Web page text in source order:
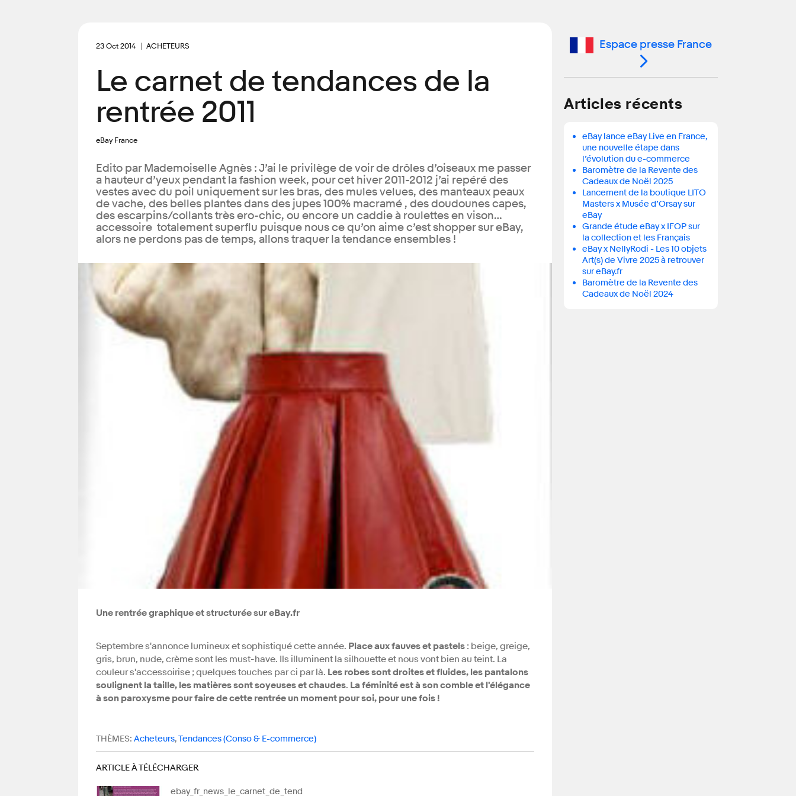
23 Oct 2014 ACHETEURS
Le carnet de tendances de la
rentrée 2011
eBay France
Edito par Mademoiselle Agnès : J’ai le privilège de voir de drôles d’oiseaux me passer
a hauteur d’yeux pendant la fashion week, pour cet hiver 2011-2012 j’ai repéré des
vestes avec du poil uniquement sur les bras, des mules velues, des manteaux peaux
de vache, des belles plantes dans des jupes 100% macramé , des doudounes capes,
des escarpins/collants très ero-chic, ou encore un caddie à roulettes en vison…
accessoire totalement superflu puisque nous ce qu’on aime c’est shopper sur eBay,
alors ne perdons pas de temps, allons traquer la tendance ensembles !
Une rentrée graphique et structurée sur eBay.fr
Septembre s'annonce lumineux et sophistiqué cette année. Place aux fauves et pastels : beige, greige,
gris, brun, nude, crème sont les must-have. Ils illuminent la silhouette et nous vont bien au teint. La
couleur s'accessoirise ; quelques touches par ci par là. Les robes sont droites et fluides, les pantalons
soulignent la taille, les matières sont soyeuses et chaudes. La féminité est à son comble et l'élégance
à son paroxysme pour faire de cette rentrée un moment pour soi, pour une fois !
THÈMES: Acheteurs,Tendances (Conso & E-commerce)
ARTICLE À TÉLÉCHARGER
ebay_fr_news_le_carnet_de_tend
Espace presse France
Articles récents
eBay lance eBay Live en France,
une nouvelle étape dans
l’évolution du e-commerce
Baromètre de la Revente des
Cadeaux de Noël 2025
Lancement de la boutique LITO
Masters x Musée d’Orsay sur
eBay
Grande étude eBay x IFOP sur
la collection et les Français
eBay x NellyRodi - Les 10 objets
Art(s) de Vivre 2025 à retrouver
sur eBay.fr
Baromètre de la Revente des
Cadeaux de Noël 2024